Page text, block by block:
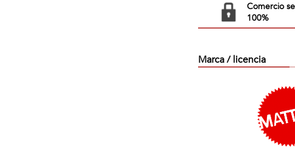
Comercio
100%
Marca / licencia